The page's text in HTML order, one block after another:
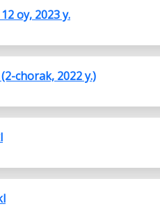
oy, 2023 y.
(2-chorak, 2022 y.)